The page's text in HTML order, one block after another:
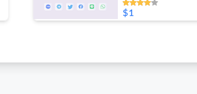
支持免费测试）
#GN004
$1